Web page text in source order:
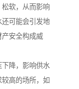
软，从而影响
可能会引发地
安全构成威
降，影响供水
高的场所，如